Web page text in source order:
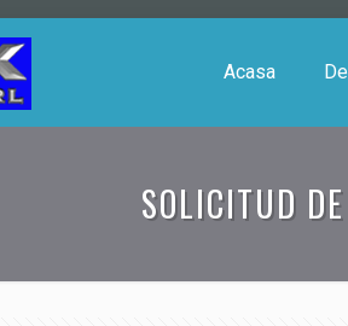
Acasa
SOLICITUD